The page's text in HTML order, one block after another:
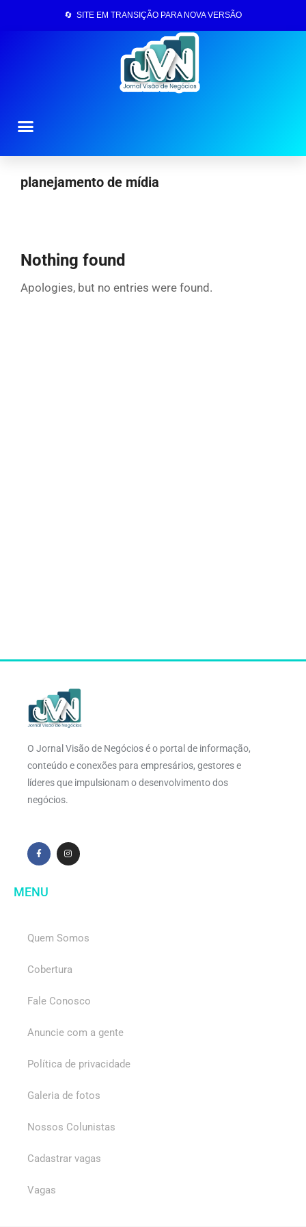
🔄 SITE EM TRANSIÇÃO PARA NOVA VERSÃO
planejamento de mídia
Nothing found
Apologies, but no entries were found.
O Jornal Visão de Negócios é o portal de informação,
conteúdo e conexões para empresários, gestores e
líderes que impulsionam o desenvolvimento dos
negócios.
MENU
Quem Somos
Cobertura
Fale Conosco
Anuncie com a gente
Política de privacidade
Galeria de fotos
Nossos Colunistas
Cadastrar vagas
Vagas